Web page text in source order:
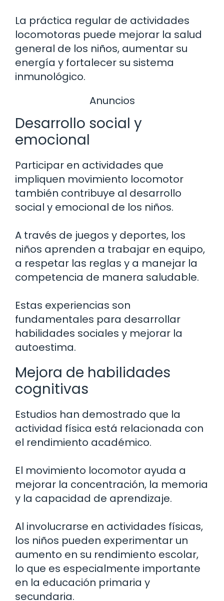
La práctica regular de actividades
locomotoras puede mejorar la salud
general de los niños, aumentar su
energía y fortalecer su sistema
inmunológico.
Anuncios
Desarrollo social y
emocional
Participar en actividades que
impliquen movimiento locomotor
también contribuye al desarrollo
social y emocional de los niños.
A través de juegos y deportes, los
niños aprenden a trabajar en equipo,
a respetar las reglas y a manejar la
competencia de manera saludable.
Estas experiencias son
fundamentales para desarrollar
habilidades sociales y mejorar la
autoestima.
Mejora de habilidades
cognitivas
Estudios han demostrado que la
actividad física está relacionada con
el rendimiento académico.
El movimiento locomotor ayuda a
mejorar la concentración, la memoria
y la capacidad de aprendizaje.
Al involucrarse en actividades físicas,
los niños pueden experimentar un
aumento en su rendimiento escolar,
lo que es especialmente importante
en la educación primaria y
secundaria.